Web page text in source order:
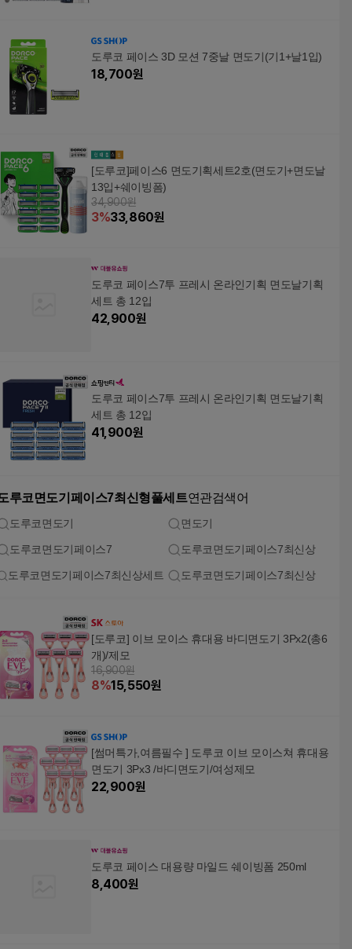
도루코 페이스 3D 모션 7중날 면도기(기1+날1입)
18,700원
[도루코]페이스6 면도기획세트2호(면도기+면도날
13입+쉐이빙폼)
34,900원
3%33,860원
도루코 페이스7투 프레시 온라인기획 면도날기획
세트 총 12입
42,900원
도루코 페이스7투 프레시 온라인기획 면도날기획
세트 총 12입
41,900원
루코면도기페이스7최신형풀세트연관검색어
도루코면도기 면도기
도루코면도기페이스7 도루코면도기페이스7최신상
도루코면도기페이스7최신상세트 도루코면도기페이스7최신상
[도루코] 이브 모이스 휴대용 바디면도기 3Px2(총6
개)/제모
16,900원
8%15,550원
[썸머특가,여름필수 ] 도루코 이브 모이스쳐 휴대용
면도기 3Px3 /바디면도기/여성제모
22,900원
도루코 페이스 대용량 마일드 쉐이빙폼 250ml
8,400원